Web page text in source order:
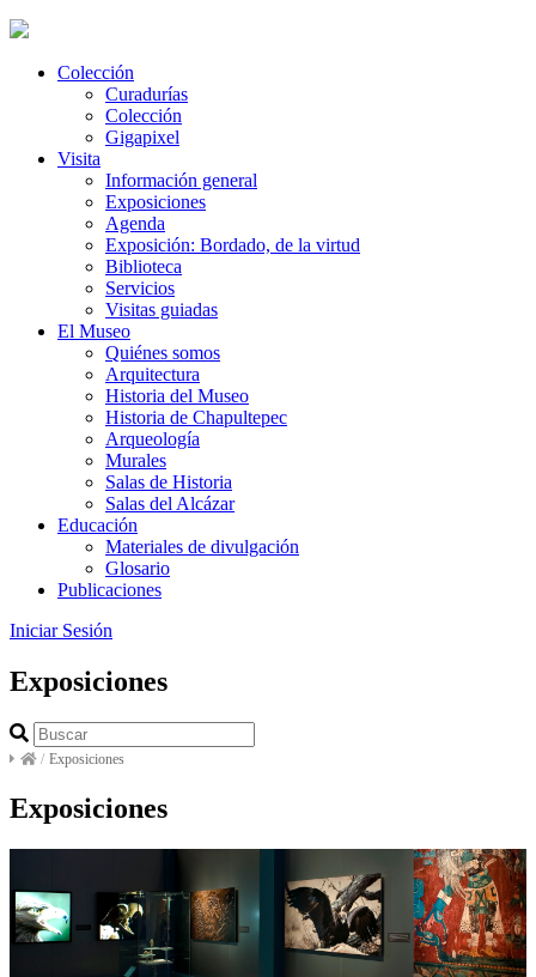
Colección
Curadurías
Colección
Gigapixel
Visita
Información general
Exposiciones
Agenda
Exposición: Bordado, de la virtud
Biblioteca
Servicios
Visitas guiadas
El Museo
Quiénes somos
Arquitectura
Historia del Museo
Historia de Chapultepec
Arqueología
Murales
Salas de Historia
Salas del Alcázar
Educación
Materiales de divulgación
Glosario
Publicaciones
Iniciar Sesión
Exposiciones
/ Exposiciones
Exposiciones